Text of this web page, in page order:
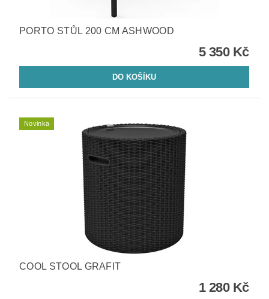
PORTO STŮL 200 CM ASHWOOD
5 350 Kč
Novinka
COOL STOOL GRAFIT
1 280 Kč